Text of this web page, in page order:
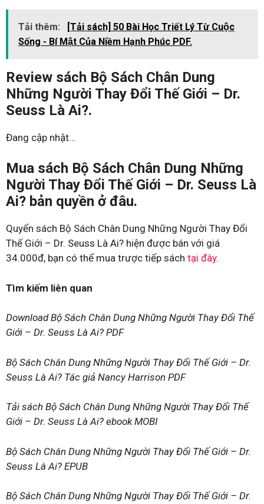
Tải thêm:
[Tải sách] 50 Bài Học Triết Lý Từ Cuộc
Sống - Bí Mật Của Niềm Hạnh Phúc PDF.
Review sách Bộ Sách Chân Dung
Những Người Thay Đổi Thế Giới – Dr.
Seuss Là Ai?.
Đang cập nhật…
Mua sách Bộ Sách Chân Dung Những
Người Thay Đổi Thế Giới – Dr. Seuss Là
Ai? bản quyền ở đâu.
Quyển sách Bộ Sách Chân Dung Những Người Thay Đổi
Thế Giới – Dr. Seuss Là Ai? hiện được bán với giá
34.000đ, bạn có thể mua trược tiếp sách tại đây.
Tìm kiếm liên quan
Download Bộ Sách Chân Dung Những Người Thay Đổi Thế
Giới – Dr. Seuss Là Ai? PDF
Bộ Sách Chân Dung Những Người Thay Đổi Thế Giới – Dr.
Seuss Là Ai? Tác giả Nancy Harrison PDF
Tải sách Bộ Sách Chân Dung Những Người Thay Đổi Thế
Giới – Dr. Seuss Là Ai? ebook MOBI
Bộ Sách Chân Dung Những Người Thay Đổi Thế Giới – Dr.
Seuss Là Ai? EPUB
Bộ Sách Chân Dung Những Người Thay Đổi Thế Giới – Dr.